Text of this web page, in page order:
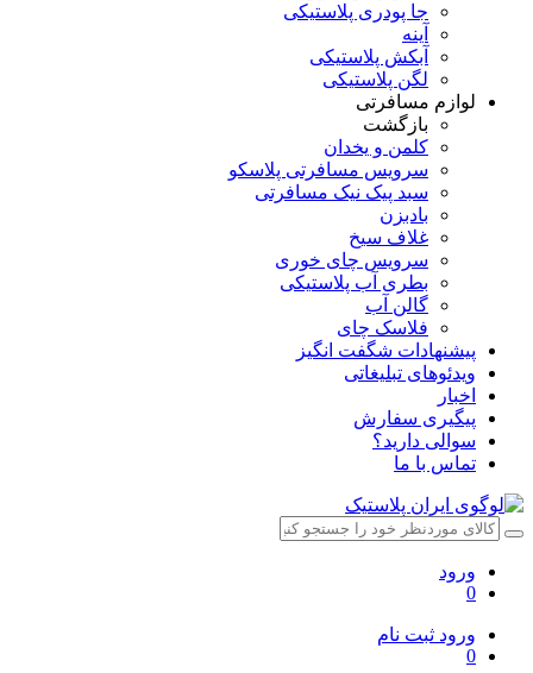
جا پودری پلاستیکی
آینه
آبکش پلاستیکی
لگن پلاستیکی
لوازم مسافرتی
بازگشت
کلمن و یخدان
سرویس مسافرتی پلاسکو
سبد پیک نیک مسافرتی
بادبزن
غلاف سیخ
سرویس چای خوری
بطری آب پلاستیکی
گالن آب
فلاسک چای
پیشنهادات شگفت انگیز
ویدئوهای تبلیغاتی
اخبار
پیگیری سفارش
سوالی دارید؟
تماس با ما
ورود
0
ورود ثبت نام
0